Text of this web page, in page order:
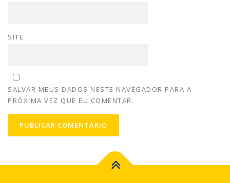
SITE
SALVAR MEUS DADOS NESTE NAVEGADOR PARA A
PRÓXIMA VEZ QUE EU COMENTAR.